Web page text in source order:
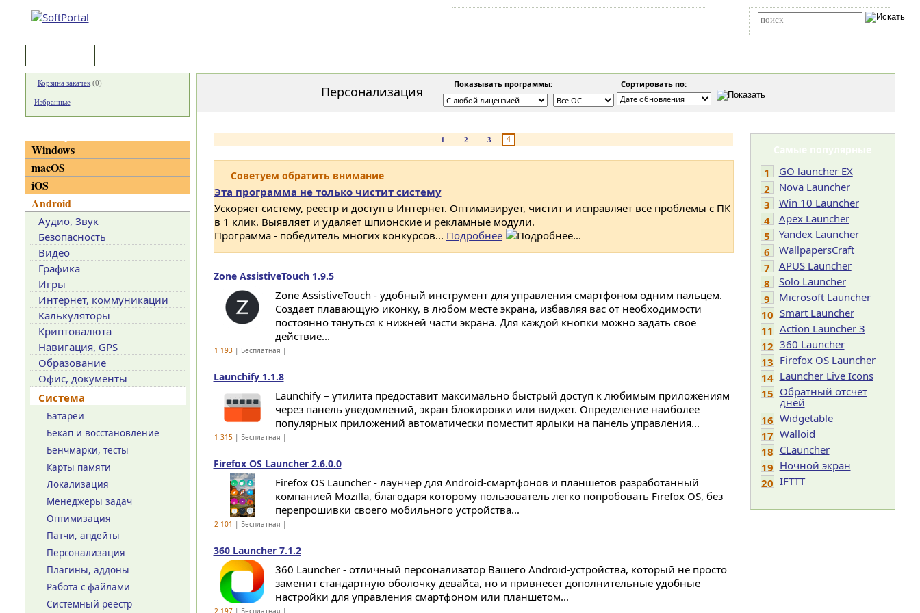
Персонализация Показывать программы: Сортировать по:
1 2 3 4
Советуем обратить внимание
Эта программа не только чистит систему
Ускоряет систему, реестр и доступ в Интернет. Оптимизирует, чистит и исправляет все проблемы с ПК
в 1 клик. Выявляет и удаляет шпионские и рекламные модули.
Программа - победитель многих конкурсов... Подробнее
Zone AssistiveTouch 1.9.5
Zone AssistiveTouch - удобный инструмент для управления смартфоном одним пальцем.
Создает плавающую иконку, в любом месте экрана, избавляя вас от необходимости
постоянно тянуться к нижней части экрана. Для каждой кнопки можно задать свое
действие...
1 193| Бесплатная |
Launchify 1.1.8
Launchify – утилита предоставит максимально быстрый доступ к любимым приложениям
через панель уведомлений, экран блокировки или виджет. Определение наиболее
популярных приложений автоматически поместит ярлыки на панель управления...
1 315| Бесплатная |
Firefox OS Launcher 2.6.0.0
Firefox OS Launcher - лаунчер для Android-смартфонов и планшетов разработанный
компанией Mozilla, благодаря которому пользователь легко попробовать Firefox OS, без
перепрошивки своего мобильного устройства...
2 101 | Бесплатная |
360 Launcher 7.1.2
360 Launcher - отличный персонализатор Вашего Android-устройства, который не просто
заменит стандартную оболочку девайса, но и привнесет дополнительные удобные
настройки для управления смартфоном или планшетом...
2 197| Бесплатная |
Самые популярные
1
GO launcher EX
2
Nova Launcher
3
Win 10 Launcher
4
Apex Launcher
5
Yandex Launcher
6
WallpapersCraft
7
APUS Launcher
8
Solo Launcher
9
Microsoft Launcher
10 Smart Launcher
11 Action Launcher 3
12 360 Launcher
13 Firefox OS Launcher
14 Launcher Live Icons
15 Обратный отсчет
дней
16 Widgetable
17 Walloid
18 CLauncher
19 Ночной экран
20 IFTTT
Корзина закачек(0)
Избранные
Windows
macOS
iOS
Android
Аудио, Звук
Безопасность
Видео
Графика
Игры
Интернет, коммуникации
Калькуляторы
Криптовалюта
Навигация, GPS
Образование
Офис, документы
Система
Батареи
Бекап и восстановление
Бенчмарки, тесты
Карты памяти
Локализация
Менеджеры задач
Оптимизация
Патчи, апдейты
Персонализация
Плагины, аддоны
Работа с файлами
Системный реестр